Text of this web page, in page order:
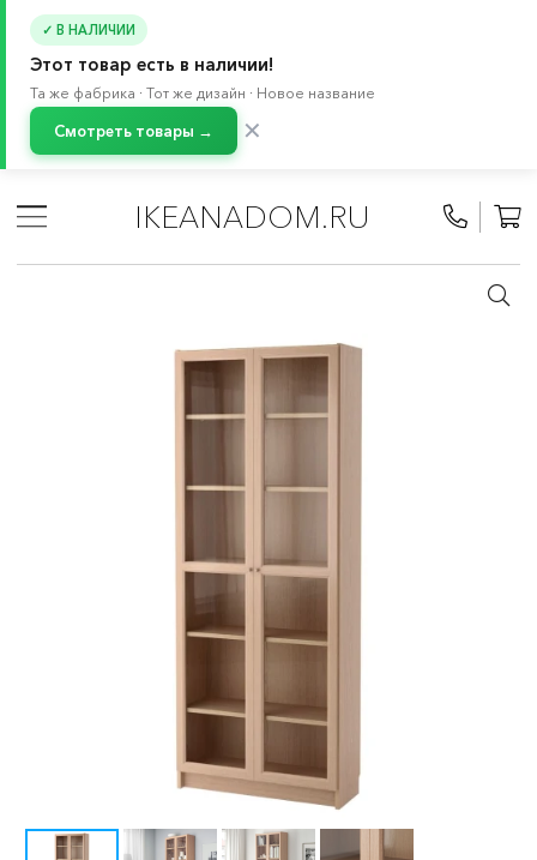
✓ В НАЛИЧИИ
Этот товар есть в наличии!
Та же фабрика · Тот же дизайн · Новое название
Смотреть товары → ✕
IKEANADOM.RU
/
Серванты и шкафы-витрины